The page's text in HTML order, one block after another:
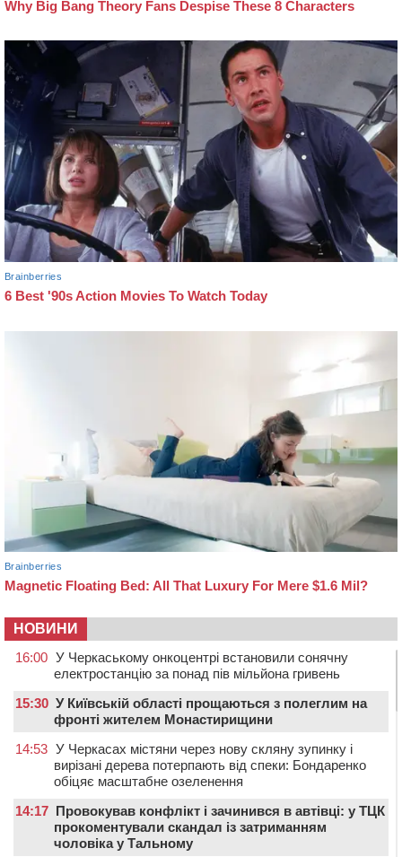
НОВИНИ
16:00 У Черкаському онкоцентрі встановили сонячну
електростанцію за понад пів мільйона гривень
15:30 У Київській області прощаються з полеглим на
фронті жителем Монастирищини
14:53 У Черкасах містяни через нову скляну зупинку і
вирізані дерева потерпають від спеки: Бондаренко
обіцяє масштабне озеленення
14:17 Провокував конфлікт і зачинився в автівці: у ТЦК
прокоментували скандал із затриманням
чоловіка у Тальному